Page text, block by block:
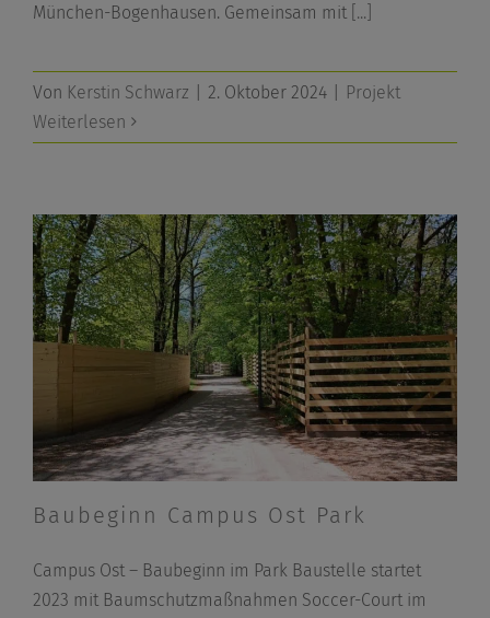
München-Bogenhausen. Gemeinsam mit [...]
Von Kerstin Schwarz 2. Oktober 2024
Projekt
Weiterlesen
Baubeginn Campus Ost Park
Campus Ost – Baubeginn im Park Baustelle startet
2023 mit Baumschutzmaßnahmen Soccer-Court im